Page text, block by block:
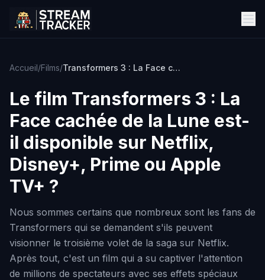
Accueil/Films/ Transformers 3 : La Face cachée de la Lune
Le film Transformers 3 : La
Face cachée de la Lune est-
il disponible sur Netflix,
Disney+, Prime ou Apple
TV+ ?
Nous sommes certains que nombreux sont les fans de
Transformers qui se demandent s'ils peuvent
visionner le troisième volet de la saga sur Netflix.
Après tout, c'est un film qui a su captiver l'attention
de millions de spectateurs avec ses effets spéciaux